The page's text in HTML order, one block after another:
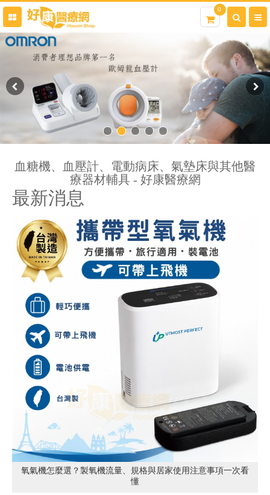
0
血糖機、血壓計、電動病床、氣墊床與其他醫
療器材輔具 - 好康醫療網
最新消息
氧氣機怎麼選？製氧機流量、規格與居家使用注意事項一次看
懂